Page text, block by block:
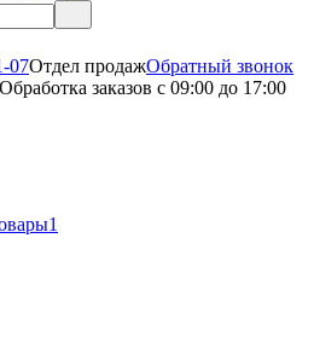
07Отдел продажОбратный звонок
Обработка заказов с 09:00 до 17:00
1